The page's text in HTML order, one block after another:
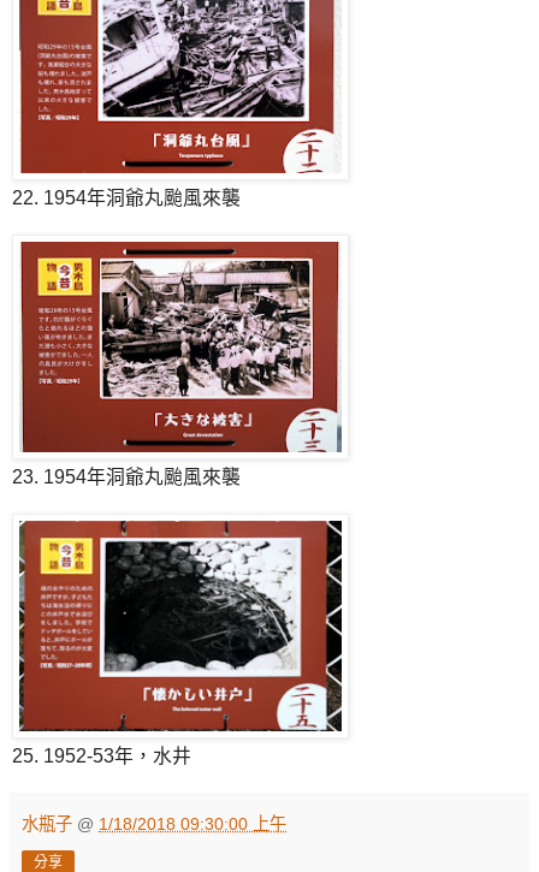
22. 1954年洞爺丸颱風來襲
23. 1954年洞爺丸颱風來襲
25. 1952-53年，水井
水瓶子 @ 1/18/2018 09:30:00 上午
分享